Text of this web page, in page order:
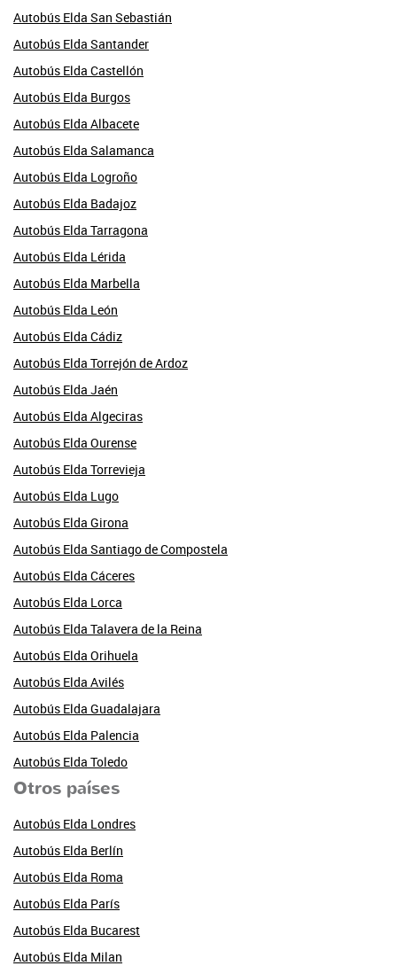
Autobús Elda San Sebastián
Autobús Elda Santander
Autobús Elda Castellón
Autobús Elda Burgos
Autobús Elda Albacete
Autobús Elda Salamanca
Autobús Elda Logroño
Autobús Elda Badajoz
Autobús Elda Tarragona
Autobús Elda Lérida
Autobús Elda Marbella
Autobús Elda León
Autobús Elda Cádiz
Autobús Elda Torrejón de Ardoz
Autobús Elda Jaén
Autobús Elda Algeciras
Autobús Elda Ourense
Autobús Elda Torrevieja
Autobús Elda Lugo
Autobús Elda Girona
Autobús Elda Santiago de Compostela
Autobús Elda Cáceres
Autobús Elda Lorca
Autobús Elda Talavera de la Reina
Autobús Elda Orihuela
Autobús Elda Avilés
Autobús Elda Guadalajara
Autobús Elda Palencia
Autobús Elda Toledo
Otros países
Autobús Elda Londres
Autobús Elda Berlín
Autobús Elda Roma
Autobús Elda París
Autobús Elda Bucarest
Autobús Elda Milan